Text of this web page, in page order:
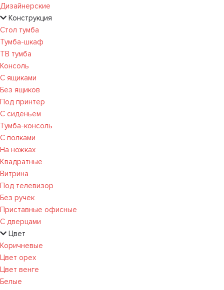
Дизайнерские
Конструкция
Стол тумба
Тумба-шкаф
ТВ тумба
Консоль
С ящиками
Без ящиков
Под принтер
С сиденьем
Тумба-консоль
С полками
На ножках
Квадратные
Витрина
Под телевизор
Без ручек
Приставные офисные
С дверцами
Цвет
Коричневые
Цвет орех
Цвет венге
Белые